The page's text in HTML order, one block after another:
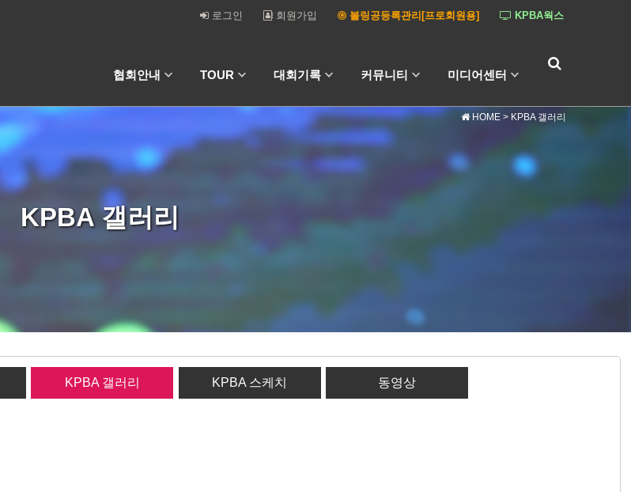
KPBA웍스
볼링공등록관리[프로회원용]
회원가입
로그인
협회안내 TOUR 대회기록 커뮤니티 미디어센터
KPBA 갤러리
KPBA 갤러리 KPBA 스케치 동영상
HOME > KPBA 갤러리